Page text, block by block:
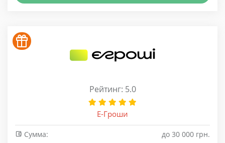
Рейтинг: 5.0
Е-Гроши
Сумма:
до 30 000 грн.